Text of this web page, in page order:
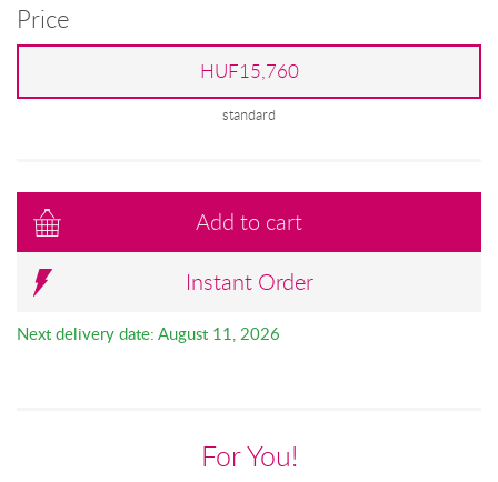
Price
HUF15,760
standard
Add to cart
Instant Order
Next delivery date: August 11, 2026
For You!